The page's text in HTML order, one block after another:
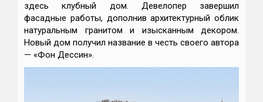
здесь клубный дом. Девелопер завершил
фасадные работы, дополнив архитектурный облик
натуральным гранитом и изысканным декором.
Новый дом получил название в честь своего автора
— «Фон Дессин».